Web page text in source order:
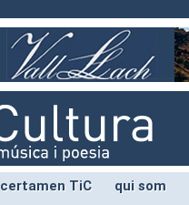
certamen TiC qui som